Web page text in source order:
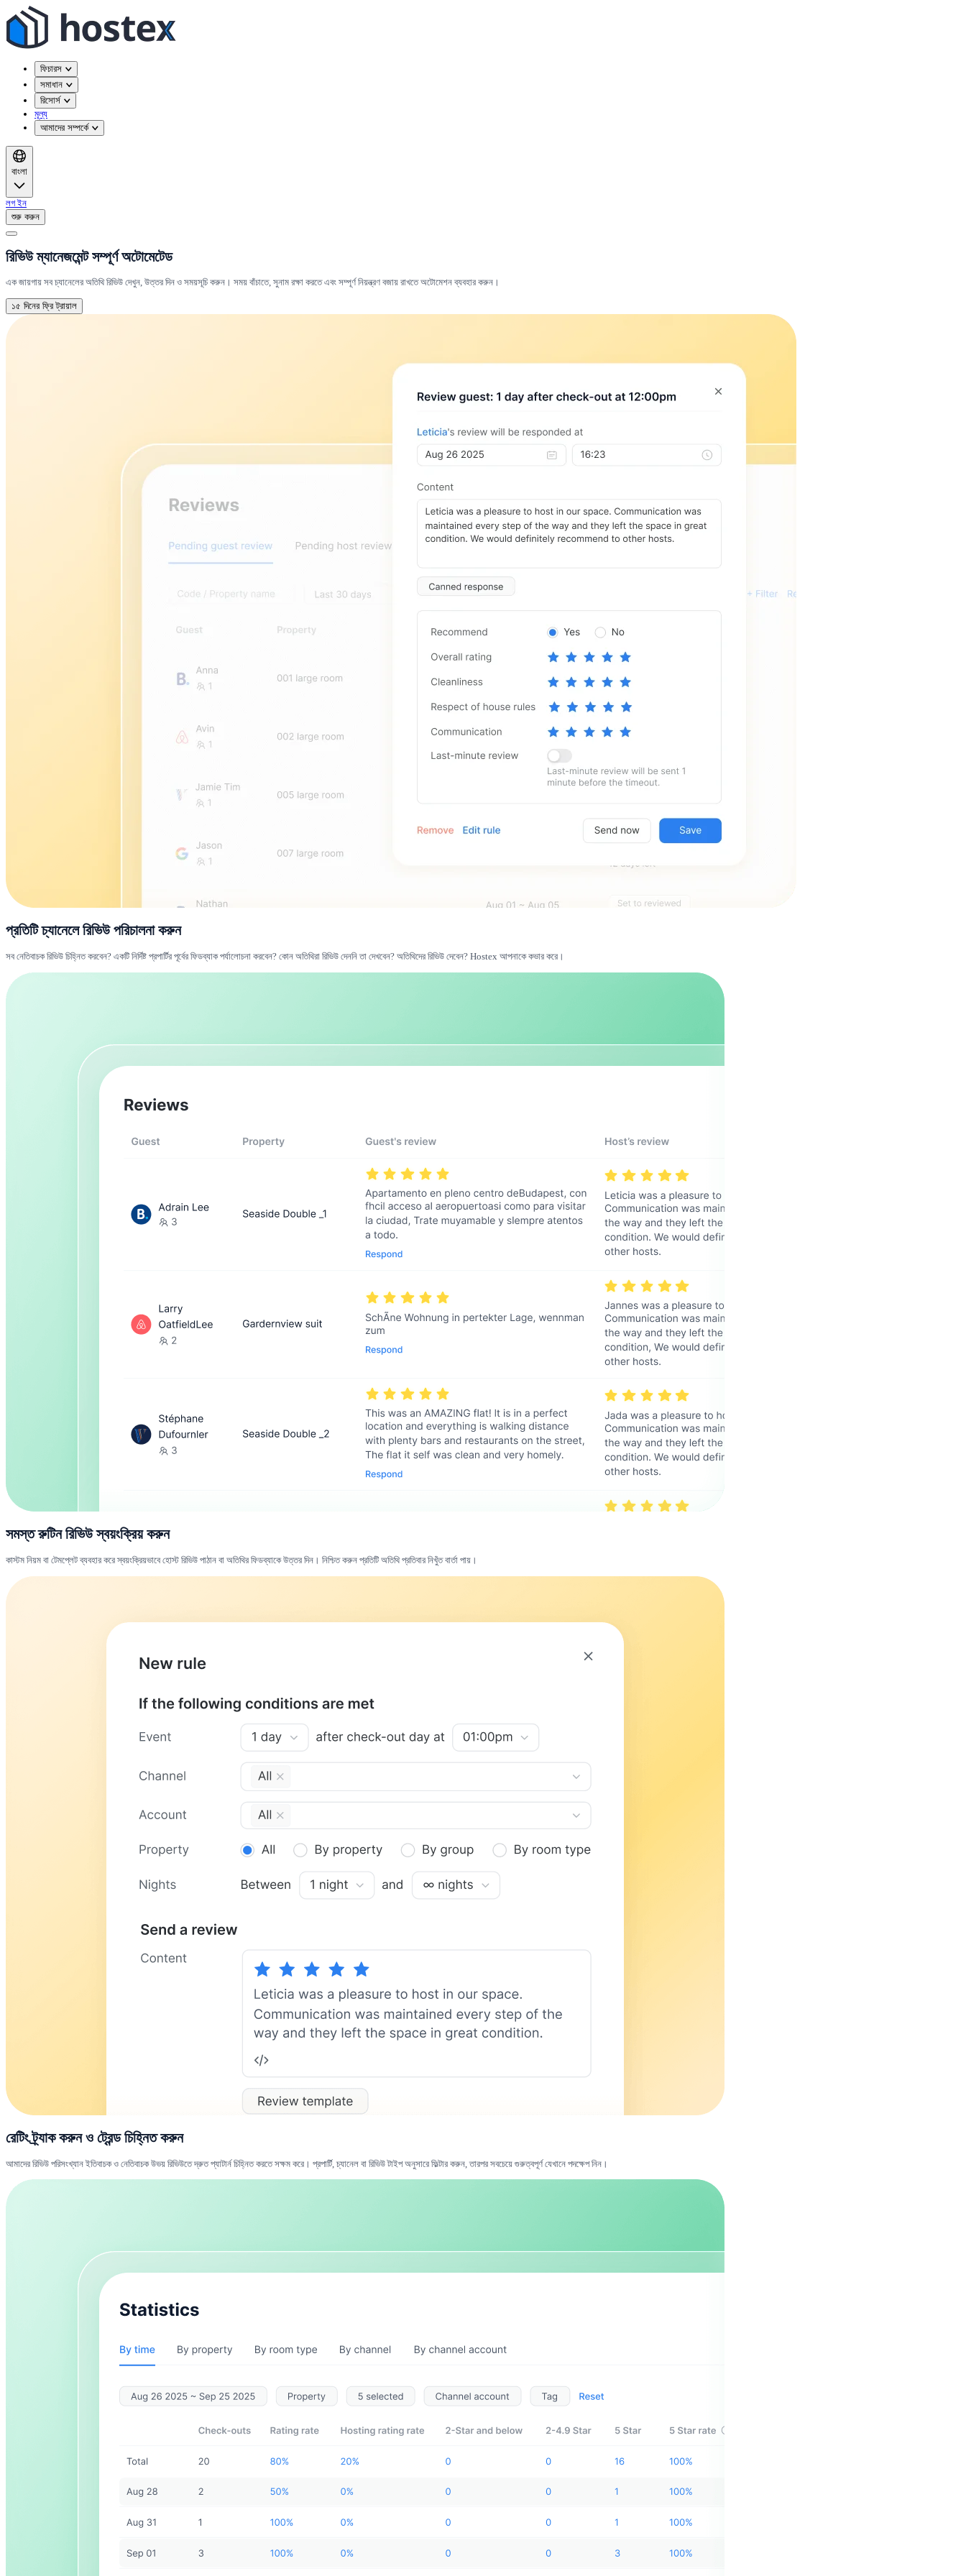
ফিচারস
সমাধান
রিসোর্স
মূল্য
আমাদের সম্পর্কে
বাংলা
লগ ইন
শুরু করুন
রিভিউ ম্যানেজমেন্ট সম্পূর্ণ অটোমেটেড
এক জায়গায় সব চ্যানেলের অতিথি রিভিউ দেখুন, উত্তর দিন ও সময়সূচি করুন। সময় বাঁচাতে, সুনাম রক্ষা করতে এবং সম্পূর্ণ নিয়ন্ত্রণ বজায় রাখতে অটোমেশন ব্যবহার করুন।
১৫ দিনের ফ্রি ট্রায়াল
প্রতিটি চ্যানেলে রিভিউ পরিচালনা করুন
সব নেতিবাচক রিভিউ চিহ্নিত করবেন? একটি নির্দিষ্ট প্রপার্টির পূর্বের ফিডব্যাক পর্যালোচনা করবেন? কোন অতিথিরা রিভিউ দেননি তা দেখবেন? অতিথিদের রিভিউ দেবেন? Hostex আপনাকে কভার করে।
সমস্ত রুটিন রিভিউ স্বয়ংক্রিয় করুন
কাস্টম নিয়ম বা টেমপ্লেট ব্যবহার করে স্বয়ংক্রিয়ভাবে হোস্ট রিভিউ পাঠান বা অতিথির ফিডব্যাকে উত্তর দিন। নিশ্চিত করুন প্রতিটি অতিথি প্রতিবার নিখুঁত বার্তা পায়।
রেটিং ট্র্যাক করুন ও ট্রেন্ড চিহ্নিত করুন
আমাদের রিভিউ পরিসংখ্যান ইতিবাচক ও নেতিবাচক উভয় রিভিউতে দ্রুত প্যাটার্ন চিহ্নিত করতে সক্ষম করে। প্রপার্টি, চ্যানেল বা রিভিউ টাইপ অনুসারে ফিল্টার করুন, তারপর সবচেয়ে গুরুত্বপূর্ণ যেখানে পদক্ষেপ নিন।